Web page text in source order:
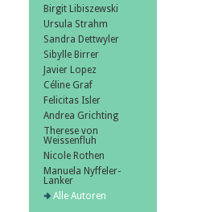
Birgit Libiszewski
Ursula Strahm
Sandra Dettwyler
Sibylle Birrer
Javier Lopez
Céline Graf
Felicitas Isler
Andrea Grichting
Therese von
Weissenfluh
Nicole Rothen
Manuela Nyffeler-
Lanker
Alle Autoren